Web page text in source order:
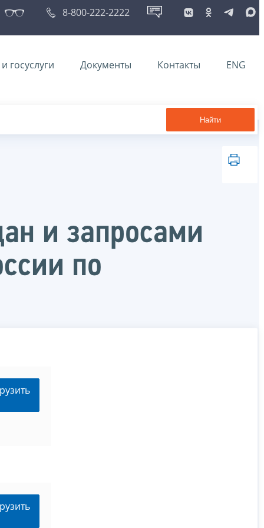
8-800-222-2222
госуслуги Документы Контакты ENG
Найти
и запросами
по